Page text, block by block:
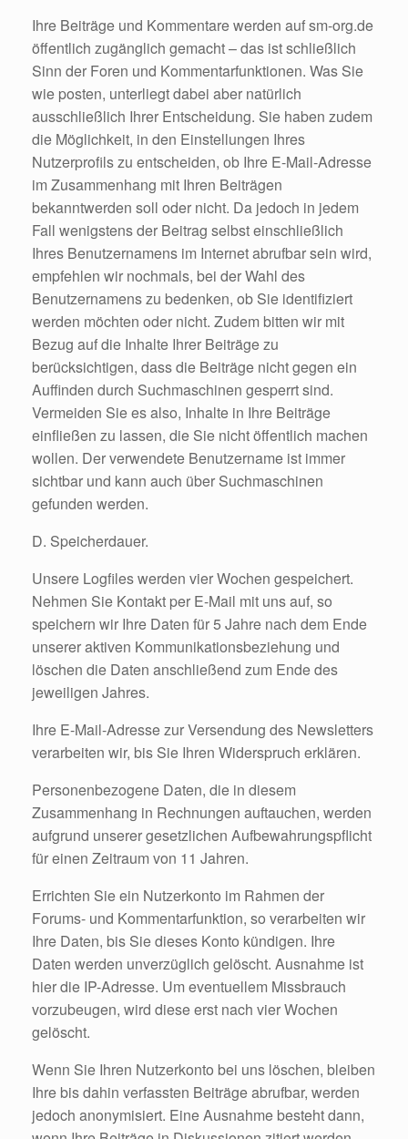
Ihre Beiträge und Kommentare werden auf sm-org.de
öffentlich zugänglich gemacht – das ist schließlich
Sinn der Foren und Kommentarfunktionen. Was Sie
wie posten, unterliegt dabei aber natürlich
ausschließlich Ihrer Entscheidung. Sie haben zudem
die Möglichkeit, in den Einstellungen Ihres
Nutzerprofils zu entscheiden, ob Ihre E-Mail-Adresse
im Zusammenhang mit Ihren Beiträgen
bekanntwerden soll oder nicht. Da jedoch in jedem
Fall wenigstens der Beitrag selbst einschließlich
Ihres Benutzernamens im Internet abrufbar sein wird,
empfehlen wir nochmals, bei der Wahl des
Benutzernamens zu bedenken, ob Sie identifiziert
werden möchten oder nicht. Zudem bitten wir mit
Bezug auf die Inhalte Ihrer Beiträge zu
berücksichtigen, dass die Beiträge nicht gegen ein
Auffinden durch Suchmaschinen gesperrt sind.
Vermeiden Sie es also, Inhalte in Ihre Beiträge
einfließen zu lassen, die Sie nicht öffentlich machen
wollen. Der verwendete Benutzername ist immer
sichtbar und kann auch über Suchmaschinen
gefunden werden.
D. Speicherdauer.
Unsere Logfiles werden vier Wochen gespeichert.
Nehmen Sie Kontakt per E-Mail mit uns auf, so
speichern wir Ihre Daten für 5 Jahre nach dem Ende
unserer aktiven Kommunikationsbeziehung und
löschen die Daten anschließend zum Ende des
jeweiligen Jahres.
Ihre E-Mail-Adresse zur Versendung des Newsletters
verarbeiten wir, bis Sie Ihren Widerspruch erklären.
Personenbezogene Daten, die in diesem
Zusammenhang in Rechnungen auftauchen, werden
aufgrund unserer gesetzlichen Aufbewahrungspflicht
für einen Zeitraum von 11 Jahren.
Errichten Sie ein Nutzerkonto im Rahmen der
Forums- und Kommentarfunktion, so verarbeiten wir
Ihre Daten, bis Sie dieses Konto kündigen. Ihre
Daten werden unverzüglich gelöscht. Ausnahme ist
hier die IP-Adresse. Um eventuellem Missbrauch
vorzubeugen, wird diese erst nach vier Wochen
gelöscht.
Wenn Sie Ihren Nutzerkonto bei uns löschen, bleiben
Ihre bis dahin verfassten Beiträge abrufbar, werden
jedoch anonymisiert. Eine Ausnahme besteht dann,